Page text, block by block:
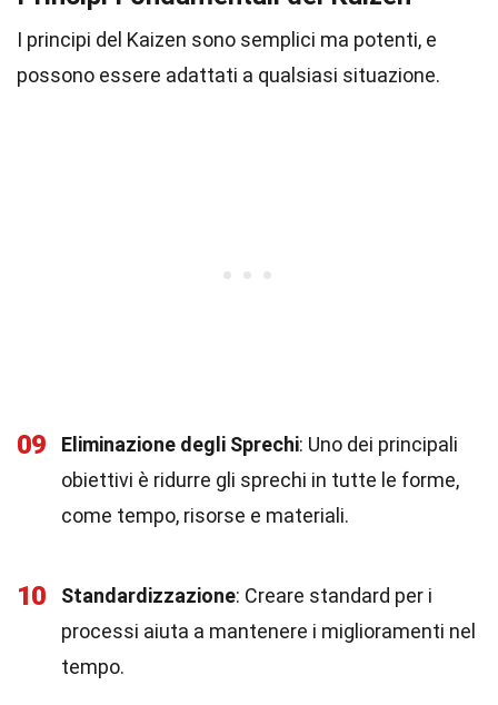
I principi del Kaizen sono semplici ma potenti, e
possono essere adattati a qualsiasi situazione.
09 Eliminazione degli Sprechi: Uno dei principali
obiettivi è ridurre gli sprechi in tutte le forme,
come tempo, risorse e materiali.
10 Standardizzazione: Creare standard per i
processi aiuta a mantenere i miglioramenti nel
tempo.